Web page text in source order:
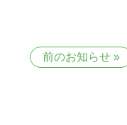
前のお知らせ»